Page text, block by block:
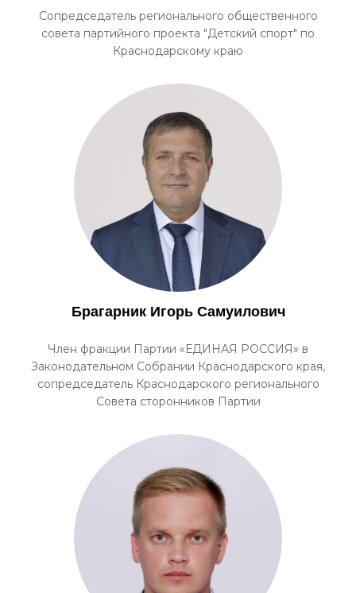
Сопредседатель регионального общественного
совета партийного проекта "Детский спорт" по
Краснодарскому краю
Брагарник Игорь Самуилович
Член фракции Партии «ЕДИНАЯ РОССИЯ» в
Законодательном Собрании Краснодарского края,
сопредседатель Краснодарского регионального
Совета сторонников Партии